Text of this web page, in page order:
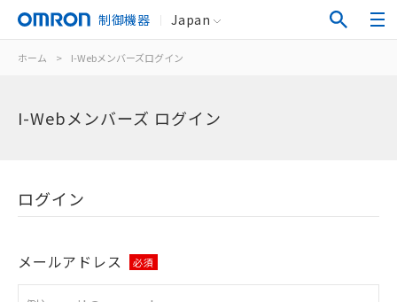
制御機器 Japan
ホーム > I-Webメンバーズログイン
I-Webメンバーズ ログイン
ログイン
メールアドレス 必須